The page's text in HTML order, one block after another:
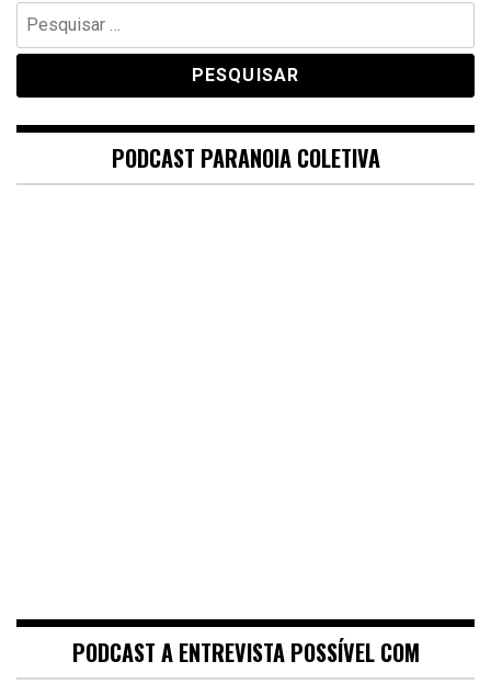
Pesquisar
por:
PODCAST PARANOIA COLETIVA
PODCAST A ENTREVISTA POSSÍVEL COM